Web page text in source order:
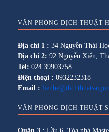
VĂN PHÒNG DỊCH THUẬT
Địa chỉ 1 : 34 Nguyễn Thái
Địa chỉ 2: 92 Nguyễn Xiển,
Tel: 024.39903758
Điện thoại : 0932232318
Email :
VĂN PHÒNG DỊCH THUẬT